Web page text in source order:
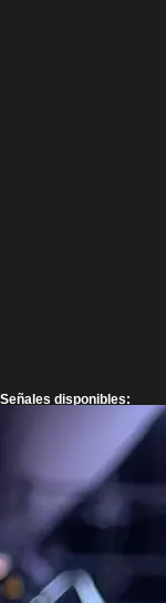
Señales disponibles: